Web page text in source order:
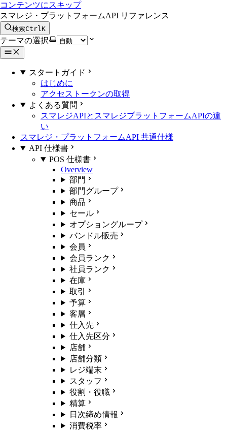
コンテンツにスキップ
スマレジ・プラットフォームAPI リファレンス
検索CtrlK
テーマの選択
スタートガイド
はじめに
アクセストークンの取得
よくある質問
スマレジAPIとスマレジプラットフォームAPIの違
い
スマレジ・プラットフォームAPI 共通仕様
API 仕様書
POS 仕様書
Overview
部門
部門グループ
商品
セール
オプショングループ
バンドル販売
会員
会員ランク
社員ランク
在庫
取引
予算
客層
仕入先
仕入先区分
店舗
店舗分類
レジ端末
スタッフ
役割・役職
精算
日次締め情報
消費税率